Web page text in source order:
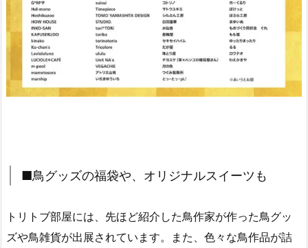
■鳥グッズの福袋や、オリジナルスイーツも
トリトブ部屋には、先ほど紹介した鳥作家が作った鳥グッ
ズや鳥雑貨が出展されています。また、色々な鳥作品が詰